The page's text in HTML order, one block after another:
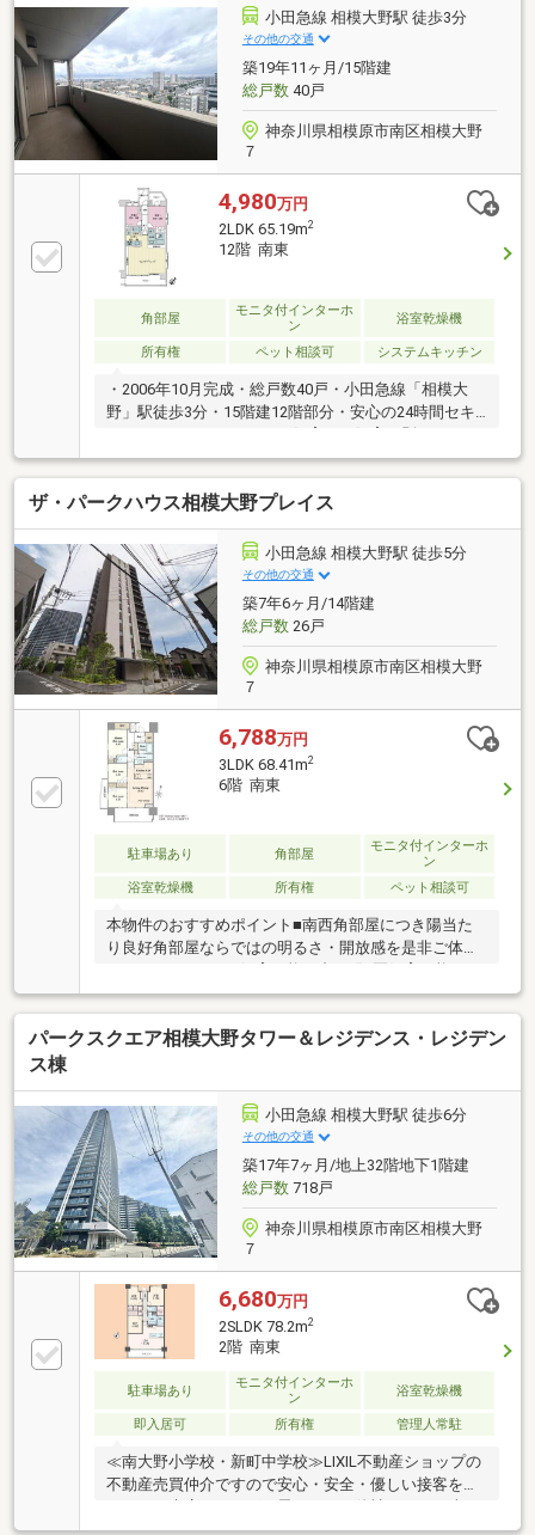
気式床暖房有・ペット飼育可（細則有）
小田急線 相模大野駅 徒歩3分
その他の交通
築19年11ヶ月/15階建
総戸数40戸
神奈川県相模原市南区相模大野
７
4,980万円
2LDK 65.19m2
12階 南東
角部屋
モニタ付インターホ
ン
浴室乾燥機
所有権 ペット相談可 システムキッチン
・2006年10月完成・総戸数40戸・小田急線「相模大
野」駅徒歩3分・15階建12階部分・安心の24時間セキ
専有部分～・専有面積65.19平米、2LDK・南東向き角
住戸・食器洗乾燥機・ディスポーザー・1417サイズの
浴室、浴室換気乾燥機・温水洗浄便座付きトイレ・室
内を有効利用できるアウトフレーム設計～リフォーム
歴あり～ 間取り変更（3LDK→2LDK）、壁面収納設
置（2020年7月） 各洋室床暖房設置 ユニットバ
ス・洗濯パン・洗濯水栓交換（2021年9月） トイレ
交換（2025年3月）、、、、など
ザ・パークハウス相模大野プレイス
小田急線 相模大野駅 徒歩5分
その他の交通
築7年6ヶ月/14階建
総戸数26戸
神奈川県相模原市南区相模大野
７
6,788万円
3LDK 68.41m2
6階 南東
駐車場あり 角部屋
モニタ付インターホ
ン
浴室乾燥機
所有権 ペット相談可
本物件のおすすめポイント■南西角部屋につき陽当た
り良好角部屋ならではの明るさ・開放感を是非ご体感
則有り）■新規一部リフォーム完了済み（2025年8月下
旬完了済み）■全室天井・壁クロス張替え■トイレ本体
新規交換■トイレフロアタイル張替え■ガスコンロ新規
ティング（LDK、各洋室、廊下）
パークスクエア相模大野タワー＆レジデンス・レジデン
ス棟
小田急線 相模大野駅 徒歩6分
その他の交通
築17年7ヶ月/地上32階地下1階建
総戸数718戸
神奈川県相模原市南区相模大野
７
6,680万円
2SLDK 78.2m2
2階 南東
駐車場あり
モニタ付インターホ
ン
浴室乾燥機
即入居可 所有権 管理人常駐
≪南大野小学校・新町中学校≫LIXIL不動産ショップの
不動産売買仲介ですので安心・安全・優しい接客を楽
をご堪能下さい。～～～～～～～～～～～～～～～～